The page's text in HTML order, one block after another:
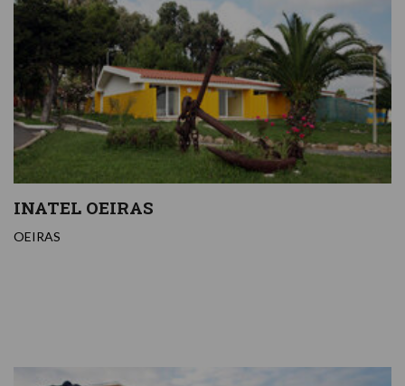
INATEL OEIRAS
OEIRAS